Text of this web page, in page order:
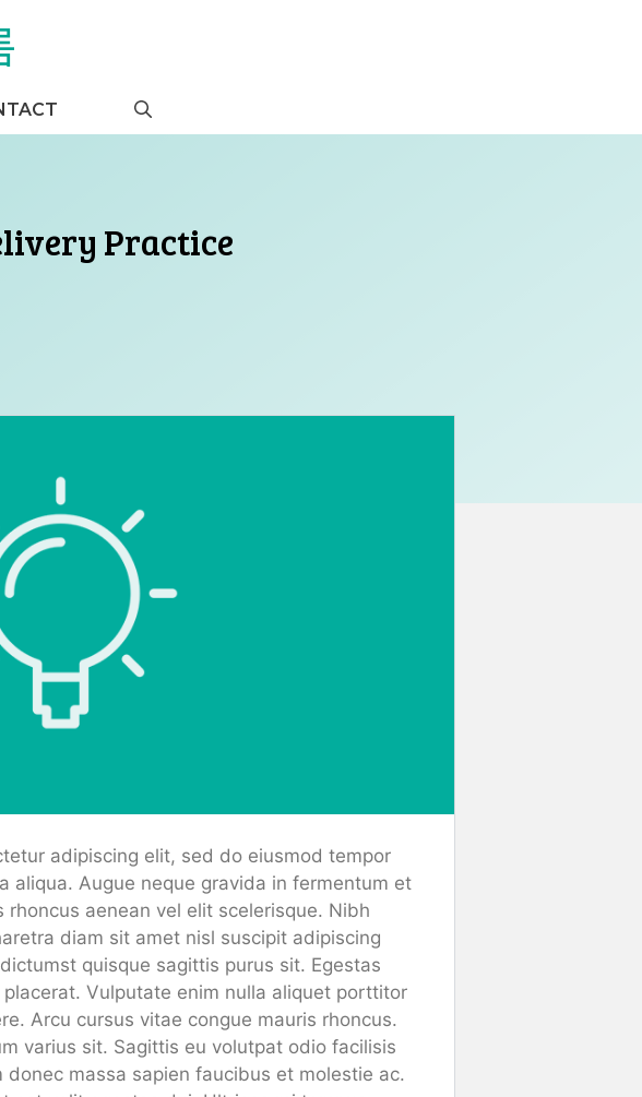
Practice
adipiscing elit, sed do eiusmod tempor
aliqua. Augue neque gravida in fermentum et
aenean vel elit scelerisque. Nibh
diam sit amet nisl suscipit adipiscing
quisque sagittis purus sit. Egestas
Vulputate enim nulla aliquet porttitor
Arcu cursus vitae congue mauris rhoncus.
varius sit. Sagittis eu volutpat odio facilisis
massa sapien faucibus et molestie ac.